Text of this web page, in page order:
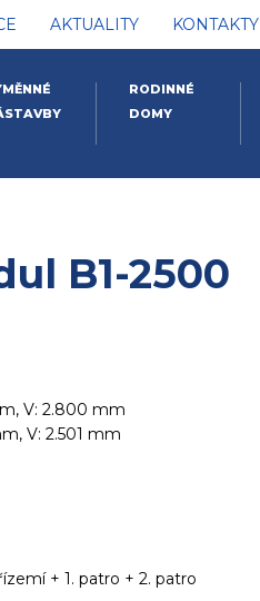
AKTUALITY KONTAKTY
RODINNÉ
DOMY
B1-2500
V: 2.800 mm
V: 2.501 mm
+ 1. patro + 2. patro